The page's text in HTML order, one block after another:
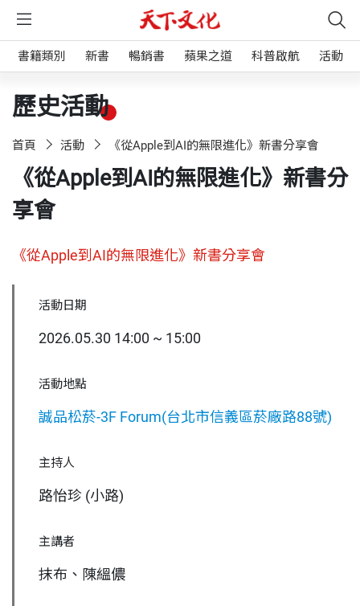
書籍類別 新書 暢銷書 蘋果之道 科普啟航 活動
歷史活動
首頁 活動 《從Apple到AI的無限進化》新書分享會
《從Apple到AI的無限進化》新書分
享會
《從Apple到AI的無限進化》新書分享會
活動日期
2026.05.30 14:00 ~ 15:00
活動地點
誠品松菸-3F Forum(台北市信義區菸廠路88號)
主持人
路怡珍 (小路)
主講者
抹布、陳縕儂